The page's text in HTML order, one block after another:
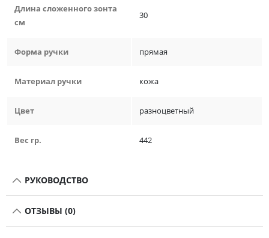
Длина сложенного зонта
см
30
Форма ручки прямая
Материал ручки кожа
Цвет разноцветный
Вес гр. 442
РУКОВОДСТВО
ОТЗЫВЫ (0)